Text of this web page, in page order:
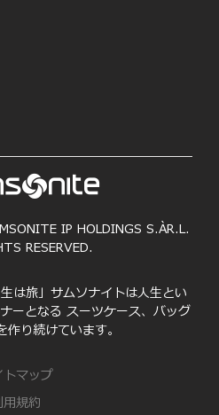
IP HOLDINGS S.ÀR.L.
RESERVED.
は旅」サムソナイトは人生とい
ーとなる スーツケース、バッグ
作り続けています。
トマップ
用規約